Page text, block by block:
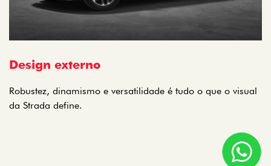
Design externo
Robustez, dinamismo e versatilidade é tudo o que o visual
da Strada define.